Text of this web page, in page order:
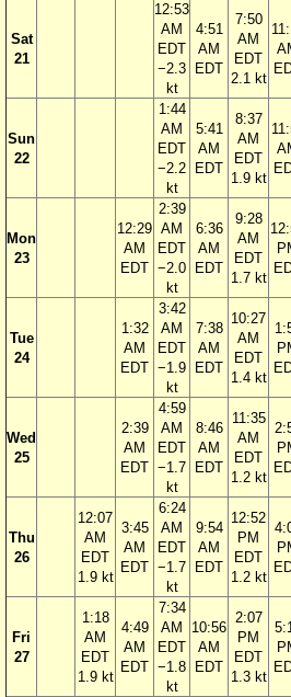
Sat
21
12:53
AM
EDT
−2.3
kt
4:51
AM
EDT
7:50
AM
EDT
2.1 kt
Sun
22
1:44
AM
EDT
−2.2
kt
5:41
AM
EDT
8:37
AM
EDT
1.9 kt
Mon
23
12:29
AM
EDT
2:39
AM
EDT
−2.0
kt
6:36
AM
EDT
9:28
AM
EDT
1.7 kt
Tue
24
1:32
AM
EDT
3:42
AM
EDT
−1.9
kt
7:38
AM
EDT
10:27
AM
EDT
1.4 kt
Wed
25
2:39
AM
EDT
4:59
AM
EDT
−1.7
kt
8:46
AM
EDT
11:35
AM
EDT
1.2 kt
Thu
26
12:07
AM
EDT
1.9 kt
3:45
AM
EDT
6:24
AM
EDT
−1.7
kt
9:54
AM
EDT
12:52
PM
EDT
1.2 kt
Fri
27
1:18
AM
EDT
1.9 kt
4:49
AM
EDT
7:34
AM
EDT
−1.8
kt
10:56
AM
EDT
2:07
PM
EDT
1.3 kt